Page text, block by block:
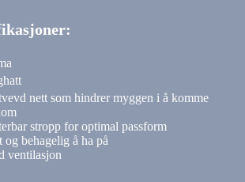
nett som hindrer myggen i å komme
stropp for optimal passform
og behagelig å ha på
ventilasjon